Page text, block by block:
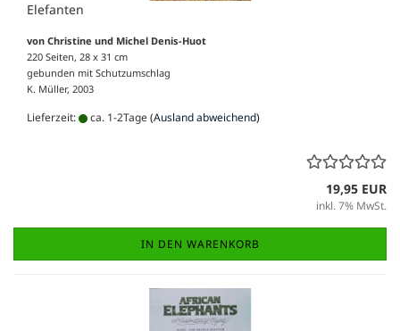
Elefanten
von Christine und Michel Denis-Huot
220 Seiten, 28 x 31 cm
gebunden mit Schutzumschlag
K. Müller, 2003
Lieferzeit: ca. 1-2Tage(Ausland abweichend)
19,95 EUR
inkl. 7% MwSt.
IN DEN WARENKORB